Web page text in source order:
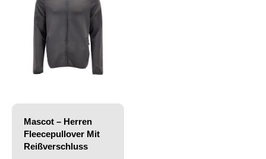
Mascot – Herren
Fleecepullover Mit
Reißverschluss